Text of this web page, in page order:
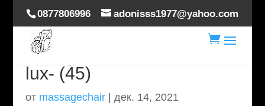
0877806996 adonisss1977@yahoo.com

masaj-scaun-hoverdream-
lux- (45)
от massagechair| дек. 14, 2021